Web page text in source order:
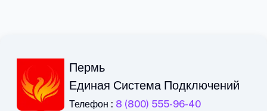
Пермь
Единая Система Подключений
Телефон : 8 (800) 555-96-40